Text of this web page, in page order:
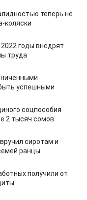
теперь не
коляски
годы внедрят
труда
успешными
соцпособия
2 тысяч сомов
сиротам и
ранцы
получили от